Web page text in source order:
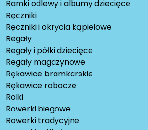
Ramki odlewy i albumy dziecięce
Ręczniki
Ręczniki i okrycia kąpielowe
Regały
Regały i półki dziecięce
Regały magazynowe
Rękawice bramkarskie
Rękawice robocze
Rolki
Rowerki biegowe
Rowerki tradycyjne